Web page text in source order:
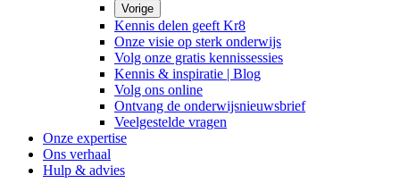
Vorige
Kennis delen geeft Kr8
Onze visie op sterk onderwijs
Volg onze gratis kennissessies
Kennis & inspiratie | Blog
Volg ons online
Ontvang de onderwijsnieuwsbrief
Veelgestelde vragen
Onze expertise
Ons verhaal
Hulp & advies